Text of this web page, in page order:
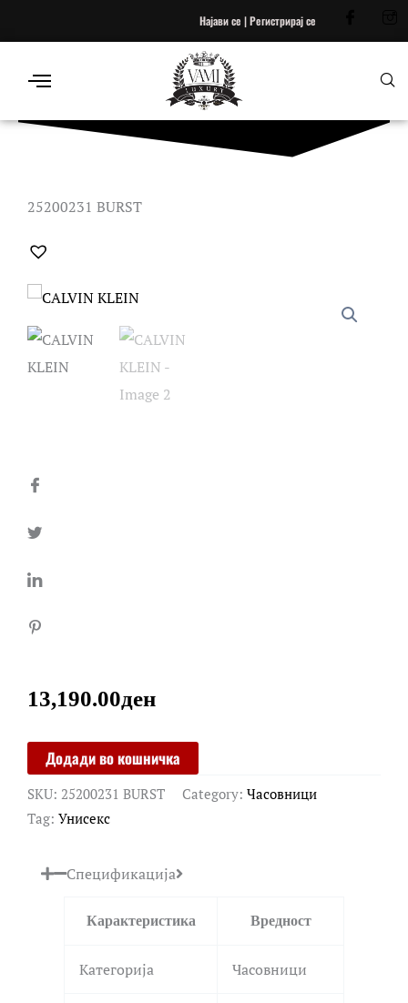
to
Најави се | Регистрирај се
25200231 BURST
13,190.00ден
CALVIN
quantity
Додади во кошничка
SKU: 25200231 BURST Category: Часовници
Tag: Унисекс
Спецификација
Карактеристика Вредност
Категорија Часовници